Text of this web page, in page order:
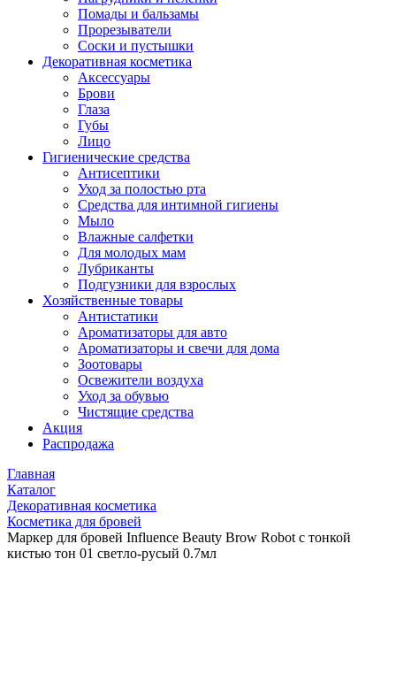
Помады и бальзамы
Прорезыватели
Соски и пустышки
Декоративная косметика
Аксессуары
Брови
Глаза
Губы
Лицо
Гигиенические средства
Антисептики
Уход за полостью рта
Средства для интимной гигиены
Мыло
Влажные салфетки
Для молодых мам
Лубриканты
Подгузники для взрослых
Хозяйственные товары
Антистатики
Ароматизаторы для авто
Ароматизаторы и свечи для дома
Зоотовары
Освежители воздуха
Уход за обувью
Чистящие средства
Акция
Распродажа
Главная
Каталог
Декоративная косметика
Косметика для бровей
Маркер для бровей Influence Beauty Brow Robot с тонкой
кистью тон 01 светло-русый 0.7мл